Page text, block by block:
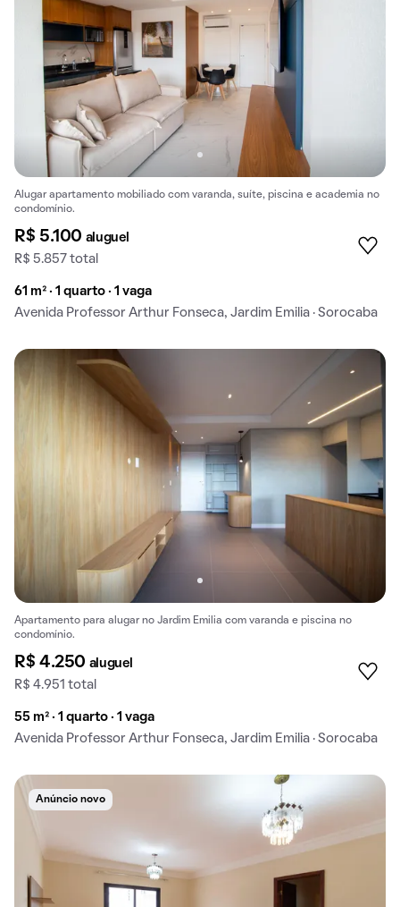
Alugar apartamento mobiliado com varanda, suíte, piscina e academia no
condomínio.
R$ 5.100 aluguel
R$ 5.857 total
61 m² · 1 quarto · 1 vaga
Avenida Professor Arthur Fonseca, Jardim Emilia · Sorocaba
Apartamento para alugar no Jardim Emilia com varanda e piscina no
condomínio.
R$ 4.250 aluguel
R$ 4.951 total
55 m² · 1 quarto · 1 vaga
Avenida Professor Arthur Fonseca, Jardim Emilia · Sorocaba
Anúncio novo